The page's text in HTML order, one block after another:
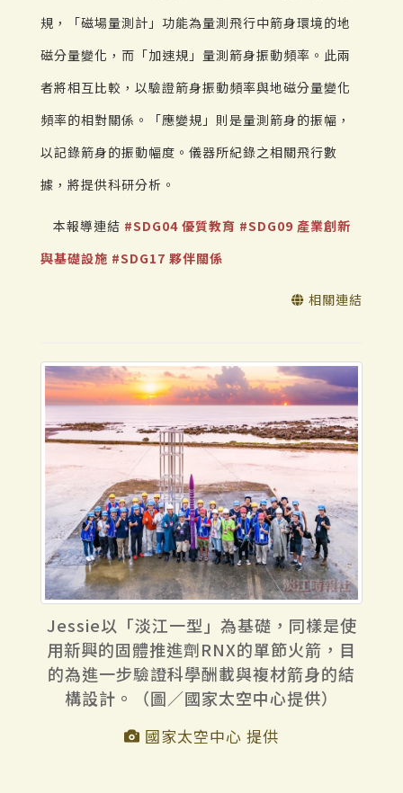
規，「磁場量測計」功能為量測飛行中箭身環境的地
磁分量變化，而「加速規」量測箭身振動頻率。此兩
者將相互比較，以驗證箭身振動頻率與地磁分量變化
頻率的相對關係。「應變規」則是量測箭身的振幅，
以記錄箭身的振動幅度。儀器所紀錄之相關飛行數
據，將提供科研分析。
本報導連結 #SDG04 優質教育 #SDG09 產業創新
與基礎設施 #SDG17 夥伴關係
相關連結
Jessie以「淡江一型」為基礎，同樣是使
用新興的固體推進劑RNX的單節火箭，目
的為進一步驗證科學酬載與複材箭身的結
構設計。（圖／國家太空中心提供）
國家太空中心 提供